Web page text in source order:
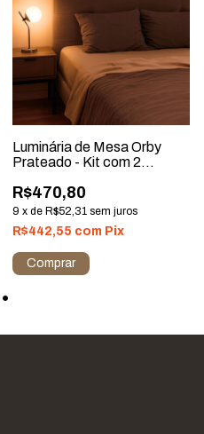
Luminária de Mesa Orby
Prateado - Kit com 2
R$470,80
9 x de R$52,31 sem juros
R$442,55 com Pix